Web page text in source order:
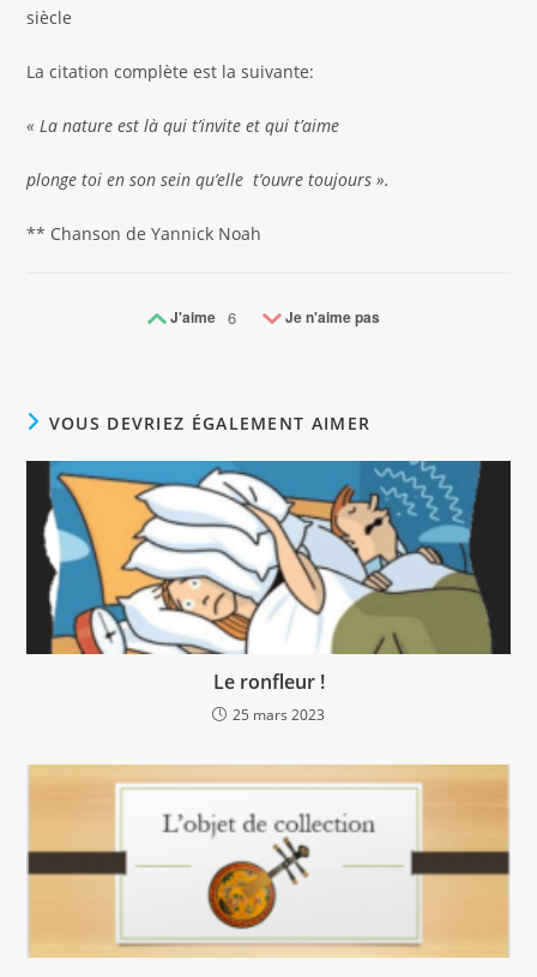
siècle
La citation complète est la suivante:
« La nature est là qui t’invite et qui t’aime
plonge toi en son sein qu’elle t’ouvre toujours ».
** Chanson de Yannick Noah
J'aime 6 Je n'aime pas
VOUS DEVRIEZ ÉGALEMENT AIMER
Le ronfleur !
25 mars 2023